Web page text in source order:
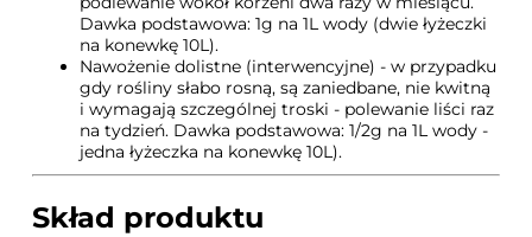
Dawka podstawowa: 1g na 1L wody (dwie łyżeczki
na konewkę 10L).
Nawożenie dolistne (interwencyjne) - w przypadku
gdy rośliny słabo rosną, są zaniedbane, nie kwitną
i wymagają szczególnej troski - polewanie liści raz
na tydzień. Dawka podstawowa: 1/2g na 1L wody -
jedna łyżeczka na konewkę 10L).
Skład produktu